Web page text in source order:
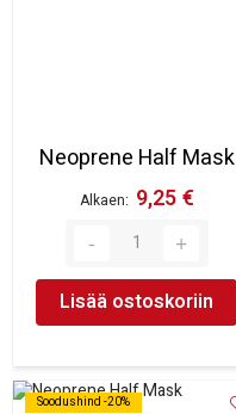
Neoprene Half Mask
Alkaen 9,25 €
Lisää ostoskoriin
Soodushind -20%
Soodushind -20%